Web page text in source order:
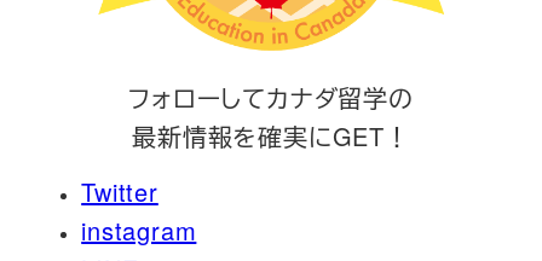
フォローしてカナダ留学の
最新情報を確実にGET！
Twitter
instagram